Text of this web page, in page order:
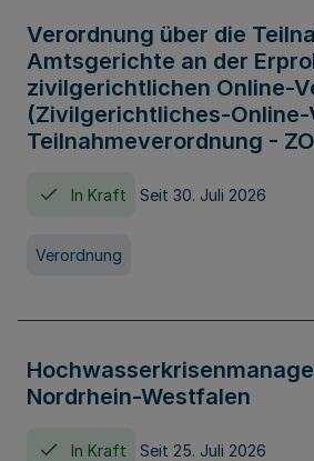
Verordnung über die
Amtsgerichte an der
zivilgerichtlichen Online-
(Zivilgerichtliches-
Teilnahmeverordnung -
In Kraft Seit 30. Juli 2026
Verordnung
Nordrhein-Westfalen
In Kraft Seit 25. Juli 2026